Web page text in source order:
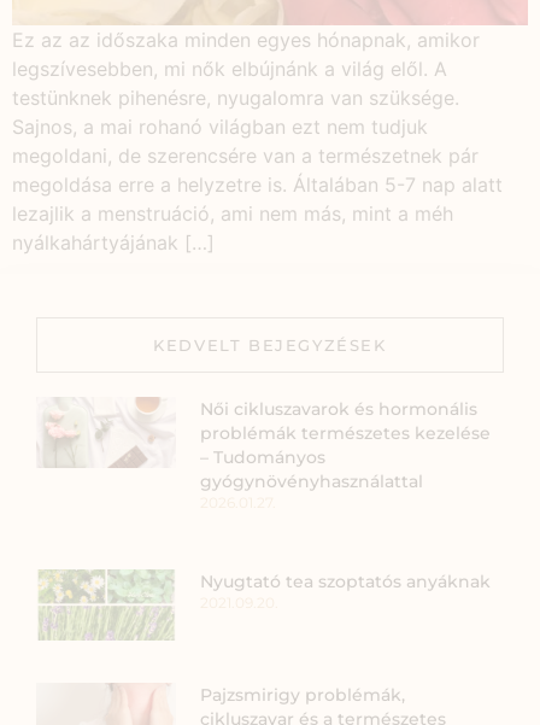
Ez az az időszaka minden egyes hónapnak, amikor
legszívesebben, mi nők elbújnánk a világ elől. A
testünknek pihenésre, nyugalomra van szüksége.
Sajnos, a mai rohanó világban ezt nem tudjuk
megoldani, de szerencsére van a természetnek pár
megoldása erre a helyzetre is. Általában 5-7 nap alatt
lezajlik a menstruáció, ami nem más, mint a méh
nyálkahártyájának […]
KEDVELT BEJEGYZÉSEK
Női cikluszavarok és hormonális
problémák természetes kezelése
– Tudományos
gyógynövényhasználattal
Nyugtató tea szoptatós anyáknak
Pajzsmirigy problémák,
cikluszavar és a természetes